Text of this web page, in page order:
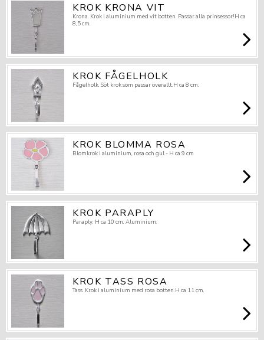
KROK KRONA VIT
Krona. Krok i aluminium med vit botten. Passar alla prinsessor!H ca
8,5 cm.
KROK FÅGELHOLK
Fågelholk. Söt krok som passar överallt.H ca 8 cm.
KROK BLOMMA ROSA
Blomkrok i aluminium, rosa och gul - H ca 9 cm
KROK PARAPLY
Paraply. H ca 10 cm. Aluminium.
KROK TASS ROSA
Tass. Krok i aluminium med rosa botten.H ca 11 cm.